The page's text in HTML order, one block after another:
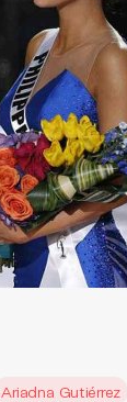
Ariadna Gutiérrez